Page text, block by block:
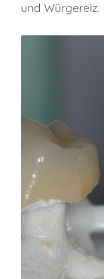
und Würgereiz.